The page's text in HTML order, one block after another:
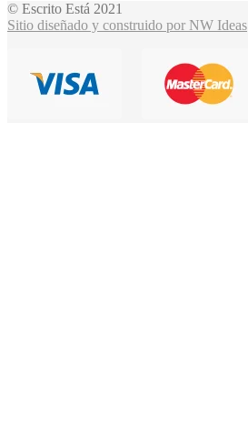
© Escrito Está 2021
Sitio diseñado y construido por NW Ideas